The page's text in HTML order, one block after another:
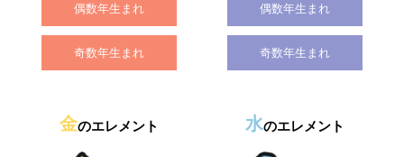
偶数年生まれ
奇数年生まれ
偶数年生まれ
奇数年生まれ
金のエレメント 水のエレメント